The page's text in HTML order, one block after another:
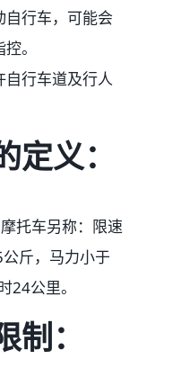
自行车，可能会
。
行车道及行人
定义：
托车另称：限速
斤，马力小于
24公里。
：